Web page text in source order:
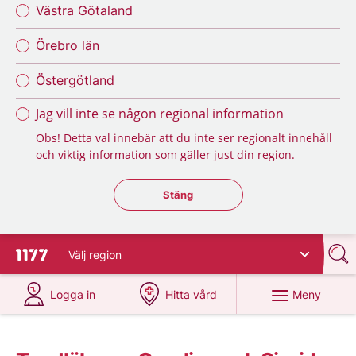
Västra Götaland
Örebro län
Östergötland
Jag vill inte se någon regional information
Obs! Detta val innebär att du inte ser regionalt innehåll
och viktig information som gäller just din region.
Stäng regionsväljaren
Stäng
Till startsidan för 1177
Välj region
Logga in
på 1177.se
Hitta vård
på 1177.se
Meny